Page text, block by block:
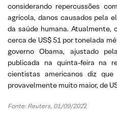
considerando repercussões
agrícola, danos causados pela
da saúde humana. Atualmente,
cerca de US$ 51 por tonelada
governo Obama, ajustado
publicada na quinta-feira na
cientistas americanos diz
provavelmente muito maior, de
Fonte: Reuters, 01/09/2022